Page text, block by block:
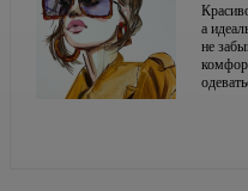
а
не